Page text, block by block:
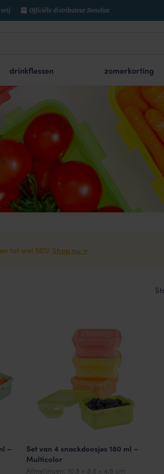
vrij Officiële distributeur Benelux
drinkflessen zomerkorting
tot wel 50%! Shop nu >
–
Set van 4 snackdoosjes 180 ml –
Multicolor
Afmetingen:
10.8 × 8.8 × 4.8 cm